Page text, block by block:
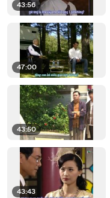
43:56
47:00
43:50
43:43